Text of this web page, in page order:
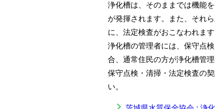
浄化槽は、そのままでは機能
が発揮されます。また、それ
に、法定検査がおこなわれます
浄化槽の管理者には、保守点
合、通常住民の方が浄化槽管
保守点検・清掃・法定検査の
い。